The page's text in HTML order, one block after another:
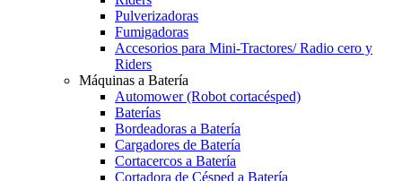
Pulverizadoras
Fumigadoras
Accesorios para Mini-Tractores/ Radio cero y
Riders
Máquinas a Batería
Automower (Robot cortacésped)
Baterías
Bordeadoras a Batería
Cargadores de Batería
Cortacercos a Batería
Cortadora de Césped a Batería